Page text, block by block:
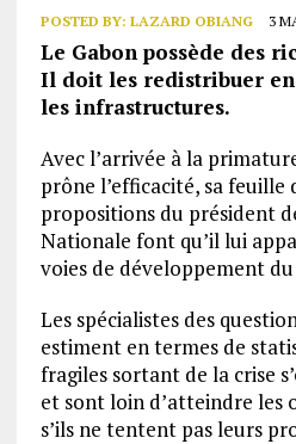
POSTED BY: LAZARD OBIANG 3
Le Gabon possède des
Il doit les redistribuer
les infrastructures.
Avec l’arrivée à la
prône l’efficacité, sa feuille
propositions du président
Nationale font qu’il lui
voies de développement du
Les spécialistes des
estiment en termes de
fragiles sortant de la crise
et sont loin d’atteindre les
s’ils ne tentent pas leurs